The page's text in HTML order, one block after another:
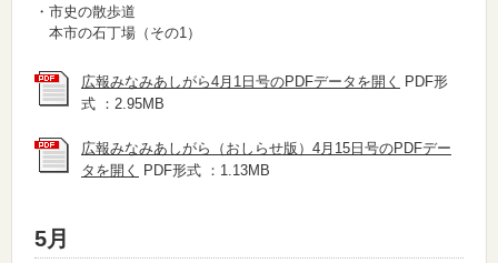
・市史の散歩道
本市の石丁場（その1）
広報みなみあしがら4月1日号のPDFデータを開く
PDF形
式 ：2.95MB
広報みなみあしがら（おしらせ版）4月15日号のPDFデー
タを開く
PDF形式 ：1.13MB
5月